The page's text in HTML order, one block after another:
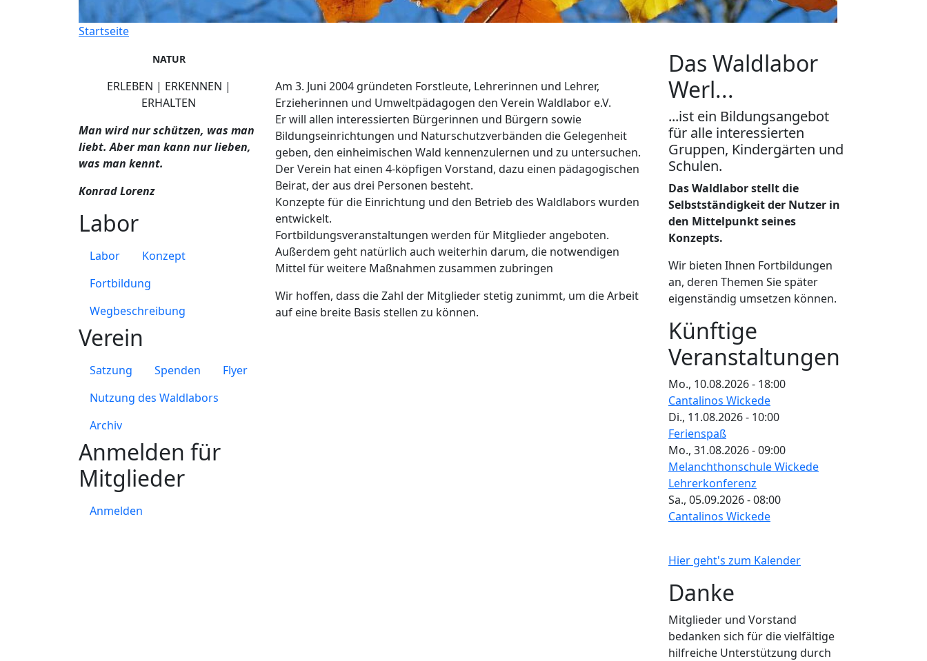
Startseite
Am 3. Juni 2004 gründeten Forstleute, Lehrerinnen und Lehrer,
Erzieherinnen und Umweltpädagogen den Verein Waldlabor e.V.
Er will allen interessierten Bürgerinnen und Bürgern sowie
Bildungseinrichtungen und Naturschutzverbänden die Gelegenheit
geben, den einheimischen Wald kennenzulernen und zu untersuchen.
Der Verein hat einen 4-köpfigen Vorstand, dazu einen pädagogischen
Beirat, der aus drei Personen besteht.
Konzepte für die Einrichtung und den Betrieb des Waldlabors wurden
entwickelt.
Fortbildungsveranstaltungen werden für Mitglieder angeboten.
Außerdem geht natürlich auch weiterhin darum, die notwendigen
Mittel für weitere Maßnahmen zusammen zubringen
Wir hoffen, dass die Zahl der Mitglieder stetig zunimmt, um die Arbeit
auf eine breite Basis stellen zu können.
NATUR
ERLEBEN | ERKENNEN |
ERHALTEN
Man wird nur schützen, was man
liebt. Aber man kann nur lieben,
was man kennt.
Konrad Lorenz
Labor
Labor
Konzept
Fortbildung
Wegbeschreibung
Verein
Satzung Spenden
Flyer
Nutzung des Waldlabors
Archiv
Anmelden für
Mitglieder
Anmelden
Das Waldlabor
Werl...
...ist ein Bildungsangebot
für alle interessierten
Gruppen, Kindergärten und
Schulen.
Das Waldlabor stellt die
Selbstständigkeit der Nutzer in
den Mittelpunkt seines
Konzepts.
Wir bieten Ihnen Fortbildungen
an, deren Themen Sie später
eigenständig umsetzen können.
Künftige
Veranstaltungen
Mo., 10.08.2026 - 18:00
Cantalinos Wickede
Di., 11.08.2026 - 10:00
Ferienspaß
Mo., 31.08.2026 - 09:00
Melanchthonschule Wickede
Lehrerkonferenz
Sa., 05.09.2026 - 08:00
Cantalinos Wickede
Hier geht's zum Kalender
Danke
Mitglieder und Vorstand
bedanken sich für die vielfältige
hilfreiche Unterstützung durch